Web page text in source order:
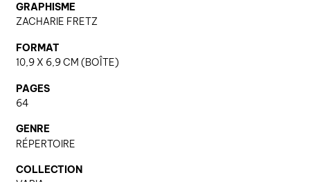
GRAPHISME
ZACHARIE FRETZ
FORMAT
10,9 X 6,9 CM (BOÎTE)
PAGES
64
GENRE
RÉPERTOIRE
COLLECTION